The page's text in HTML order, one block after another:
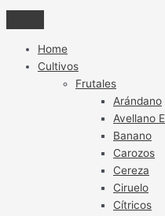
Home
Cultivos
Frutales
Arándano
Avellano
Banano
Carozos
Cereza
Ciruelo
Cítricos